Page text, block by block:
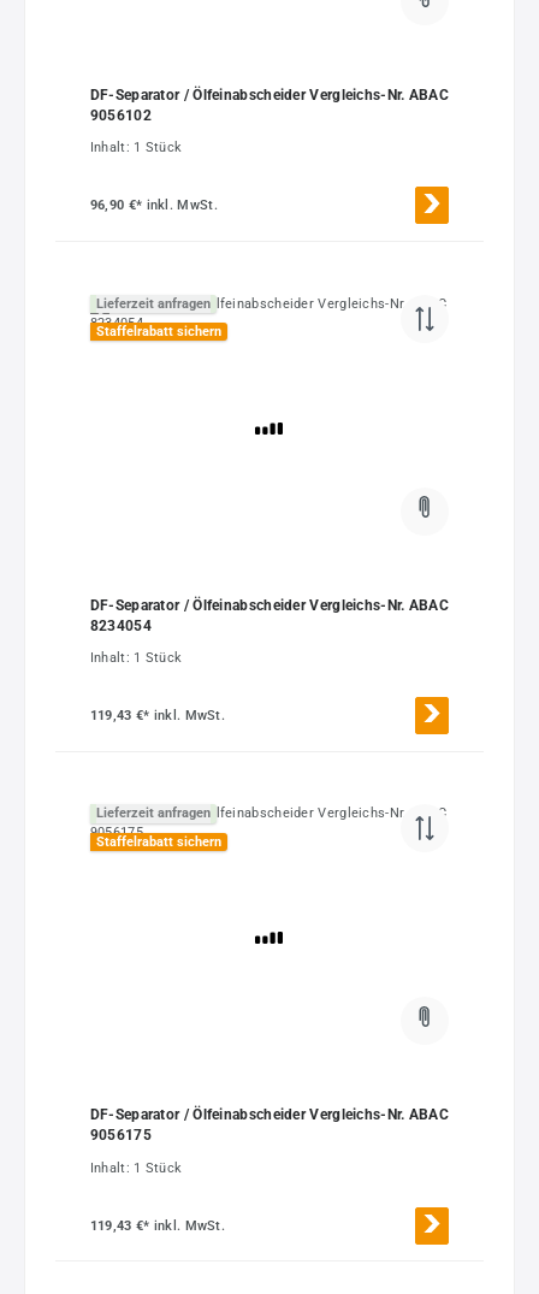
DF-Separator / Ölfeinabscheider Vergleichs-Nr. ABAC
9056102
Inhalt: 1 Stück
96,90 €* inkl. MwSt.
Lieferzeit anfragen
Staffelrabatt sichern
DF-Separator / Ölfeinabscheider Vergleichs-Nr. ABAC
8234054
Inhalt: 1 Stück
119,43 €* inkl. MwSt.
Lieferzeit anfragen
Staffelrabatt sichern
DF-Separator / Ölfeinabscheider Vergleichs-Nr. ABAC
9056175
Inhalt: 1 Stück
119,43 €* inkl. MwSt.